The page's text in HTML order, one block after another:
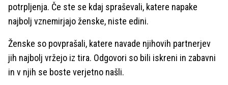
potrpljenja. Če ste se kdaj spraševali, katere napake
najbolj vznemirjajo ženske, niste edini.
Ženske so povprašali, katere navade njihovih partnerjev
jih najbolj vržejo iz tira. Odgovori so bili iskreni in zabavni
in v njih se boste verjetno našli.